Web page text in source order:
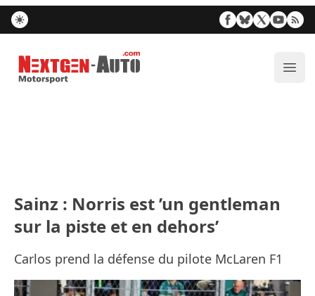
Nextgen-Auto.com
Sainz : Norris est ’un gentleman
sur la piste et en dehors’
Carlos prend la défense du pilote McLaren F1